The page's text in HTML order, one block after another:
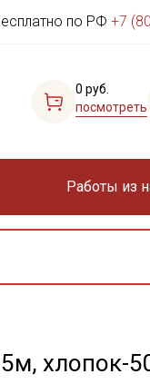
по РФ +7
0 руб.
посмотреть
Работы из
хлопок-